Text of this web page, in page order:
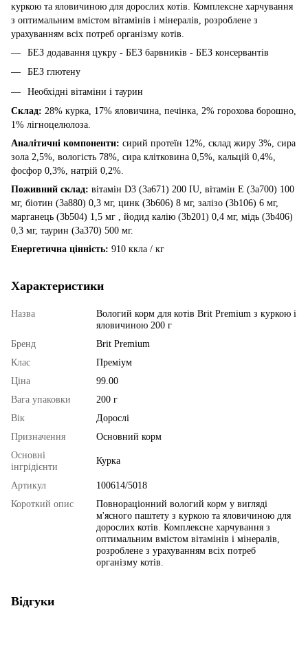
куркою та яловичиною для дорослих котів. Комплексне харчування
з оптимальним вмістом вітамінів і мінералів, розроблене з
урахуванням всіх потреб організму котів.
БЕЗ додавання цукру - БЕЗ барвників - БЕЗ консервантів
БЕЗ глютену
Необхідні вітаміни і таурин
Склад: 28% курка, 17% яловичина, печінка, 2% горохова борошно,
1% лігноцелюлоза.
Аналітичні компоненти: сирий протеїн 12%, склад жиру 3%, сира
зола 2,5%, вологість 78%, сира клітковина 0,5%, кальцій 0,4%,
фосфор 0,3%, натрій 0,2%.
Поживний склад: вітамін D3 (3a671) 200 IU, вітамін E (3a700) 100
мг, біотин (3a880) 0,3 мг, цинк (3b606) 8 мг, залізо (3b106) 6 мг,
марганець (3b504) 1,5 мг , йодид калію (3b201) 0,4 мг, мідь (3b406)
0,3 мг, таурин (3a370) 500 мг.
Енергетична цінність: 910 ккла / кг
Характеристики
Назва
Вологий корм для котів Brit Premium з куркою і
яловичиною 200 г
Бренд
Brit Premium
Клас
Преміум
Ціна
99.00
Вага упаковки
200 г
Вік
Дорослі
Призначення
Основний корм
Основні
інгрідієнти
Курка
Артикул
100614/5018
Короткий опис
Повнораціонний вологий корм у вигляді
м'ясного паштету з куркою та яловичиною для
дорослих котів. Комплексне харчування з
оптимальним вмістом вітамінів і мінералів,
розроблене з урахуванням всіх потреб
організму котів.
Відгуки